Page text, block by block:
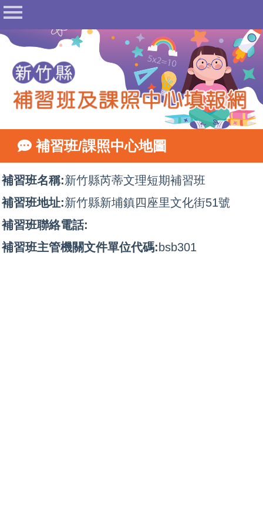
首頁
常見問答
相關法規
表單下載
地圖查詢
相關網站
網站管理
填報登入
補習班/課照中心地圖
補習班名稱:新竹縣芮蒂文理短期補習班
補習班地址:新竹縣新埔鎮四座里文化街51號
補習班聯絡電話:
補習班主管機關文件單位代碼: bsb301